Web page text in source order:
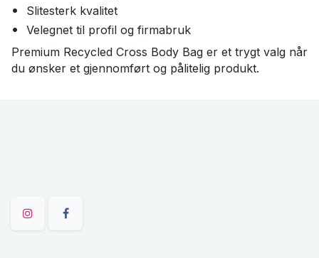
Slitesterk kvalitet
Velegnet til profil og firmabruk
Premium Recycled Cross Body Bag er et trygt valg når
du ønsker et gjennomført og pålitelig produkt.